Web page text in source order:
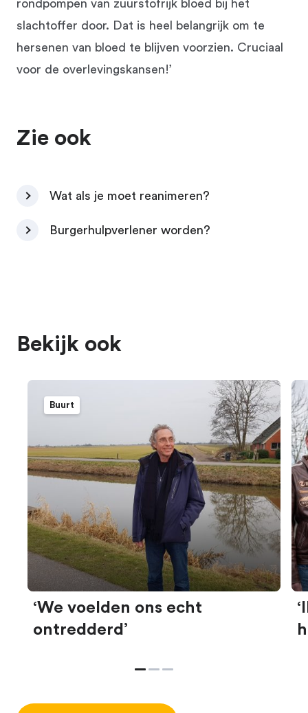
rondpompen van zuurstofrijk bloed bij het
slachtoffer door. Dat is heel belangrijk om te
hersenen van bloed te blijven voorzien. Cruciaal
voor de overlevingskansen!’
Zie ook
Wat als je moet reanimeren?
Burgerhulpverlener worden?
Bekijk ook
Buurt
‘We voelden ons echt
ontredderd’